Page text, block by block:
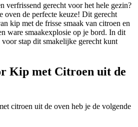
verfrissend gerecht voor het hele gezin?
oven de perfecte keuze! Dit gerecht
kip met de frisse smaak van citroen en
ware smaakexplosie op je bord. In dit
stap dit smakelijke gerecht kunt
Kip met Citroen uit de
citroen uit de oven heb je de volgende